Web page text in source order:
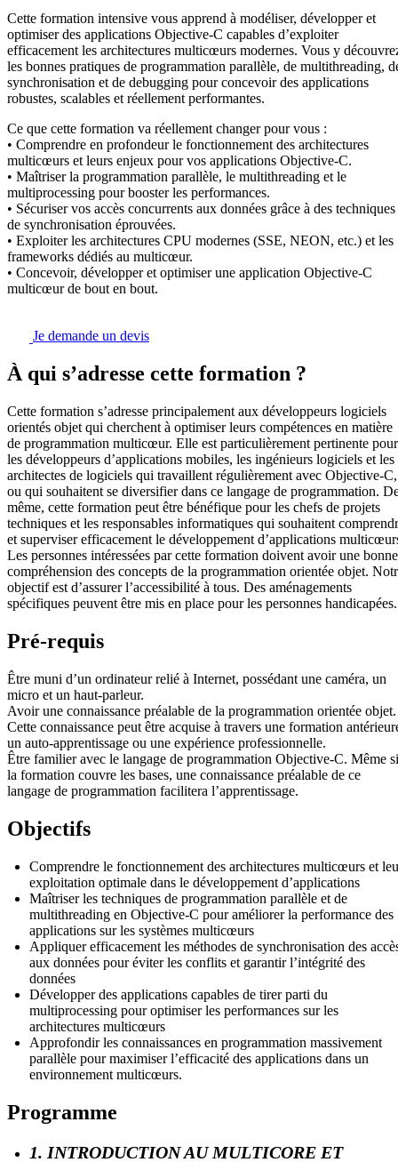
Cette formation intensive vous apprend à modéliser, développer et
optimiser des applications Objective-C capables d’exploiter
efficacement les architectures multicœurs modernes. Vous y
les bonnes pratiques de programmation parallèle, de multithreading,
synchronisation et de debugging pour concevoir des applications
robustes, scalables et réellement performantes.
Ce que cette formation va réellement changer pour vous :
• Comprendre en profondeur le fonctionnement des architectures
multicœurs et leurs enjeux pour vos applications Objective-C.
• Maîtriser la programmation parallèle, le multithreading et le
multiprocessing pour booster les performances.
• Sécuriser vos accès concurrents aux données grâce à des techniques
de synchronisation éprouvées.
• Exploiter les architectures CPU modernes (SSE, NEON, etc.) et les
frameworks dédiés au multicœur.
• Concevoir, développer et optimiser une application Objective-C
multicœur de bout en bout.
Je demande un devis
À qui s’adresse cette formation ?
Cette formation s’adresse principalement aux développeurs logiciels
orientés objet qui cherchent à optimiser leurs compétences en matière
de programmation multicœur. Elle est particulièrement pertinente pour
les développeurs d’applications mobiles, les ingénieurs logiciels et les
architectes de logiciels qui travaillent régulièrement avec Objective-C,
ou qui souhaitent se diversifier dans ce langage de programmation.
même, cette formation peut être bénéfique pour les chefs de projets
techniques et les responsables informatiques qui souhaitent
et superviser efficacement le développement d’applications
Les personnes intéressées par cette formation doivent avoir une bonne
compréhension des concepts de la programmation orientée objet.
objectif est d’assurer l’accessibilité à tous. Des aménagements
spécifiques peuvent être mis en place pour les personnes handicapées.
Pré-requis
Être muni d’un ordinateur relié à Internet, possédant une caméra, un
micro et un haut-parleur.
Avoir une connaissance préalable de la programmation orientée objet.
Cette connaissance peut être acquise à travers une formation
un auto-apprentissage ou une expérience professionnelle.
Être familier avec le langage de programmation Objective-C. Même si
la formation couvre les bases, une connaissance préalable de ce
langage de programmation facilitera l’apprentissage.
Objectifs
Comprendre le fonctionnement des architectures multicœurs et
exploitation optimale dans le développement d’applications
Maîtriser les techniques de programmation parallèle et de
multithreading en Objective-C pour améliorer la performance des
applications sur les systèmes multicœurs
Appliquer efficacement les méthodes de synchronisation des
aux données pour éviter les conflits et garantir l’intégrité des
données
Développer des applications capables de tirer parti du
multiprocessing pour optimiser les performances sur les
architectures multicœurs
Approfondir les connaissances en programmation massivement
parallèle pour maximiser l’efficacité des applications dans un
environnement multicœurs.
Programme
1. INTRODUCTION AU MULTICORE ET